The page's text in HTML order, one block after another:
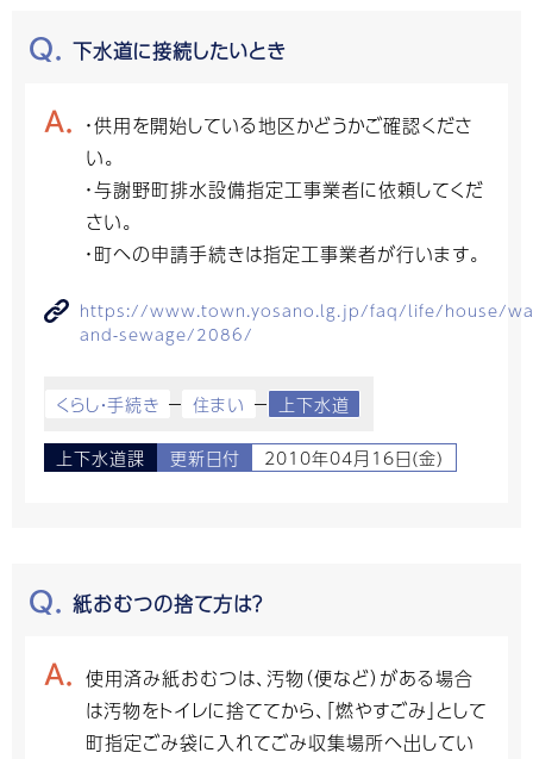
下水道に接続したいとき
・供用を開始している地区かどうかご確認くださ
い。
・与謝野町排水設備指定工事業者に依頼してくだ
さい。
・町への申請手続きは指定工事業者が行います。
https://www.town.yosano.lg.jp/faq/life/house/
and-sewage/2086/
くらし・手続き 住まい 上下水道
上下水道課 更新日付 2010年04月16日(金)
紙おむつの捨て方は？
使用済み紙おむつは、汚物（便など）がある場合
は汚物をトイレに捨ててから、「燃やすごみ」として
町指定ごみ袋に入れてごみ収集場所へ出してい